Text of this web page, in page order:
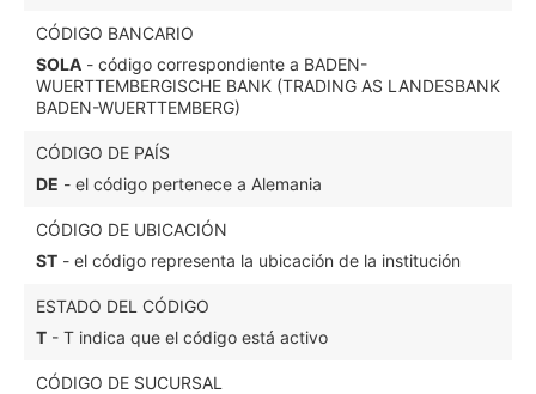
CÓDIGO BANCARIO
SOLA - código correspondiente a BADEN-
WUERTTEMBERGISCHE BANK (TRADING AS LANDESBANK
BADEN-WUERTTEMBERG)
CÓDIGO DE PAÍS
DE - el código pertenece a Alemania
CÓDIGO DE UBICACIÓN
ST - el código representa la ubicación de la institución
ESTADO DEL CÓDIGO
T - T indica que el código está activo
CÓDIGO DE SUCURSAL